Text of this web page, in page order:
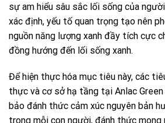
sự am hiểu sâu sắc lối sống của
xác định, yếu tố quan trọng tạo nên
nguồn năng lượng xanh đầy tích cực
đồng hướng đến lối sống xanh.
Để hiện thực hóa mục tiêu này, các
thực và cơ sở hạ tầng tại Anlac
bảo đánh thức cảm xúc nguyên bản
trong mỗi con người, đánh thức mong